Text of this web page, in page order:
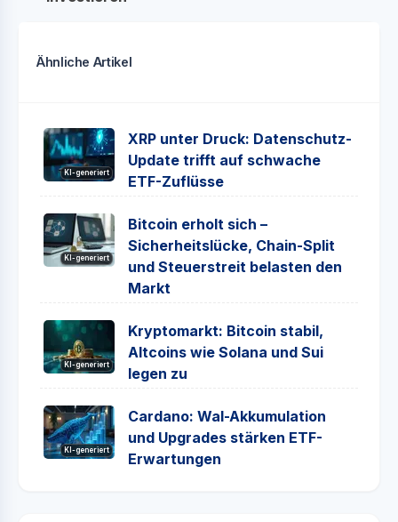
Ähnliche Artikel
KI-generiert
XRP unter Druck: Datenschutz-
Update trifft auf schwache
ETF-Zuflüsse
KI-generiert
Bitcoin erholt sich –
Sicherheitslücke, Chain-Split
und Steuerstreit belasten den
Markt
KI-generiert
Kryptomarkt: Bitcoin stabil,
Altcoins wie Solana und Sui
legen zu
KI-generiert
Cardano: Wal-Akkumulation
und Upgrades stärken ETF-
Erwartungen